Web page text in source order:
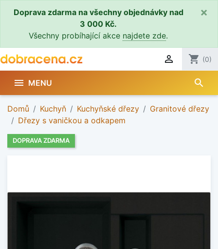
Doprava zdarma na všechny objednávky nad
3 000 Kč.
Všechny probíhající akce najdete zde.
×
 shopping_cart (0)
 MENU search
Domů Kuchyň Kuchyňské dřezy
Granitové dřezy
Dřezy s vaničkou a odkapem
DOPRAVA ZDARMA